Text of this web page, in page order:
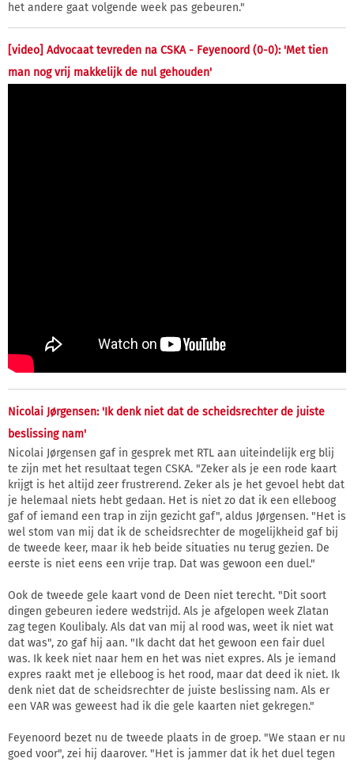
het andere gaat volgende week pas gebeuren."
[video] Advocaat tevreden na CSKA - Feyenoord (0-0): 'Met tien
man nog vrij makkelijk de nul gehouden'
Nicolai Jørgensen: 'Ik denk niet dat de scheidsrechter de juiste
beslissing nam'
Nicolai Jørgensen gaf in gesprek met RTL aan uiteindelijk erg blij
te zijn met het resultaat tegen CSKA. "Zeker als je een rode kaart
krijgt is het altijd zeer frustrerend. Zeker als je het gevoel hebt dat
je helemaal niets hebt gedaan. Het is niet zo dat ik een elleboog
gaf of iemand een trap in zijn gezicht gaf", aldus Jørgensen. "Het is
wel stom van mij dat ik de scheidsrechter de mogelijkheid gaf bij
de tweede keer, maar ik heb beide situaties nu terug gezien. De
eerste is niet eens een vrije trap. Dat was gewoon een duel."
Ook de tweede gele kaart vond de Deen niet terecht. "Dit soort
dingen gebeuren iedere wedstrijd. Als je afgelopen week Zlatan
zag tegen Koulibaly. Als dat van mij al rood was, weet ik niet wat
dat was", zo gaf hij aan. "Ik dacht dat het gewoon een fair duel
was. Ik keek niet naar hem en het was niet expres. Als je iemand
expres raakt met je elleboog is het rood, maar dat deed ik niet. Ik
denk niet dat de scheidsrechter de juiste beslissing nam. Als er
een VAR was geweest had ik die gele kaarten niet gekregen."
Feyenoord bezet nu de tweede plaats in de groep. "We staan er nu
goed voor", zei hij daarover. "Het is jammer dat ik het duel tegen